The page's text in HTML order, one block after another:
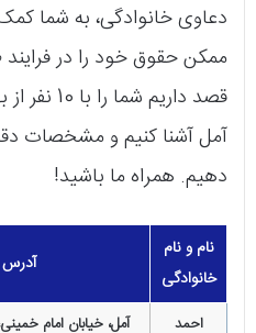
دعاوی خانوادگی، به شما
ممکن حقوق خود را در فرایند
قصد داریم
آمل آشنا کنیم و مشخصات
دهیم. همراه ما باشید!
نام و نام
خانوادگی
آدرس
احمد